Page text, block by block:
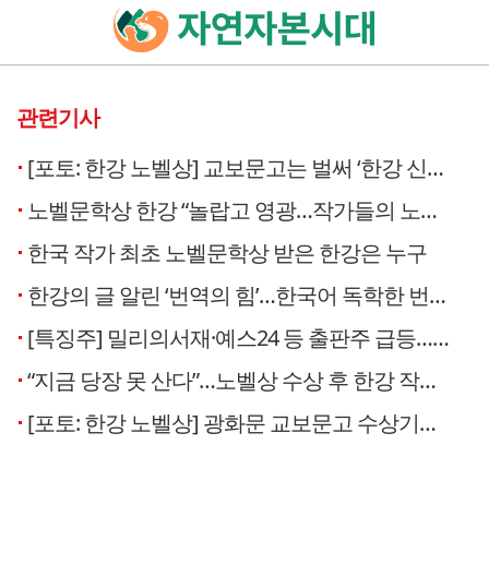
관련기사
[포토: 한강 노벨상] 교보문고는 벌써 ‘한강 신드롬’
노벨문학상 한강 “놀랍고 영광…작가들의 노력과 힘이 영감”
한국 작가 최초 노벨문학상 받은 한강은 누구
한강의 글 알린 ‘번역의 힘’…한국어 독학한 번역가 주목
[특징주] 밀리의서재·예스24 등 출판주 급등…한강 노벨 문학상 효과
“지금 당장 못 산다”…노벨상 수상 후 한강 작품 ‘불티’
[포토: 한강 노벨상] 광화문 교보문고 수상기념 특별매대 등장